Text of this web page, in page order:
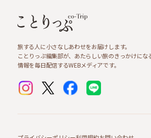
旅する人に小さなしあわせをお届けします。
ことりっぷ編集部が、あたらしい旅のきっかけにな
情報を毎日配信するWEBメディアです。